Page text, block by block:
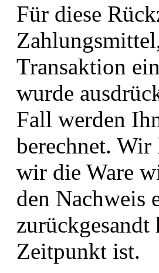
Für diese
Transaktion
wurde
Fall werden
berechnet.
wir die Ware
den Nachweis
zurückgesandt
Zeitpunkt ist.